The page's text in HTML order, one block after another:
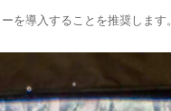
を導入することを推奨します。